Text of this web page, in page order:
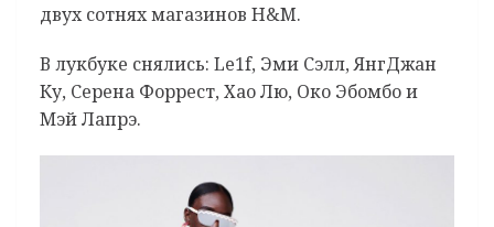
двух сотнях магазинов H&M.
В лукбуке снялись: Le1f, Эми Сэлл, ЯнгДжан
Ку, Серена Форрест, Хао Лю, Око Эбомбо и
Мэй Лапрэ.